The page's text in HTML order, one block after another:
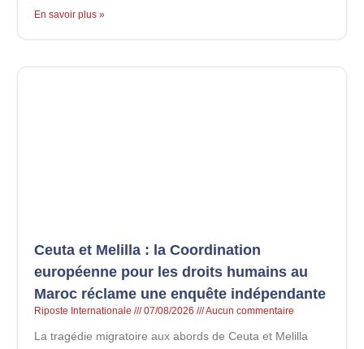
En savoir plus »
Ceuta et Melilla : la Coordination
européenne pour les droits humains au
Maroc réclame une enquête indépendante
Riposte Internationale 07/08/2026 Aucun commentaire
La tragédie migratoire aux abords de Ceuta et Melilla